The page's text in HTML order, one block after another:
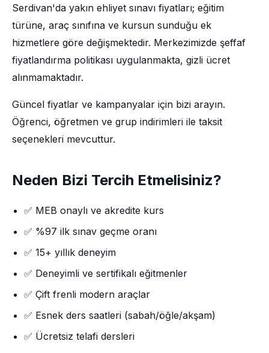
Serdivan'da yakın ehliyet sınavı fiyatları; eğitim
türüne, araç sınıfına ve kursun sunduğu ek
hizmetlere göre değişmektedir. Merkezimizde şeffaf
fiyatlandırma politikası uygulanmakta, gizli ücret
alınmamaktadır.
Güncel fiyatlar ve kampanyalar için bizi arayın.
Öğrenci, öğretmen ve grup indirimleri ile taksit
seçenekleri mevcuttur.
Neden Bizi Tercih Etmelisiniz?
✅ MEB onaylı ve akredite kurs
✅ %97 ilk sınav geçme oranı
✅ 15+ yıllık deneyim
✅ Deneyimli ve sertifikalı eğitmenler
✅ Çift frenli modern araçlar
✅ Esnek ders saatleri (sabah/öğle/akşam)
✅ Ücretsiz telafi dersleri